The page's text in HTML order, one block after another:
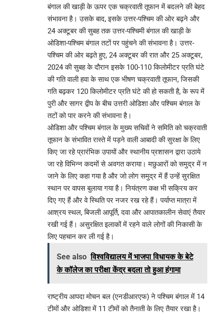
बंगाल की खाड़ी के ऊपर एक चक्रवाती तूफान में बदलने की बेहद
संभावना है। उसके बाद, इसके उत्तर-पश्चिम की ओर बढ़ने और
24 अक्टूबर की सुबह तक उत्तर-पश्चिमी बंगाल की खाड़ी के
ओडिशा-पश्चिम बंगाल तटों पर पहुंचने की संभावना है। उत्तर-
पश्चिम की ओर बढ़ते हुए, 24 अक्टूबर की रात और 25 अक्टूबर,
2024 की सुबह के दौरान इसके 100-110 किलोमीटर प्रति घंटे
की गति वाली हवा के साथ एक भीषण चक्रवाती तूफान, जिसकी
गति बढ़कर 120 किलोमीटर प्रति घंटे की हो सकती है, के रूप में
पुरी और सागर द्वीप के बीच उत्तरी ओडिशा और पश्चिम बंगाल के
तटों को पार करने की संभावना है।
ओडिशा और पश्चिम बंगाल के मुख्य सचिवों ने समिति को चक्रवाती
तूफान के संभावित रास्ते में पड़ने वाली आबादी की सुरक्षा के लिए
किए जा रहे प्रारंभिक उपायों और स्थानीय प्रशासन द्वारा उठाये
जा रहे विभिन्न कदमों से अवगत कराया। मछुआरों को समुद्र में न
जाने के लिए कहा गया है और जो लोग समुद्र में हैं उन्हें सुरक्षित
स्थान पर वापस बुलाया गया है। नियंत्रण कक्ष भी सक्रिय कर
दिए गए हैं और वे स्थिति पर नजर रख रहे हैं। पर्याप्त मात्रा में
आश्रय स्थल, बिजली आपूर्ति, दवा और आपातकालीन सेवाएं तैयार
रखी गई हैं। असुरक्षित इलाकों में रहने वाले लोगों की निकासी के
लिए पहचान कर ली गई है।
See also विश्वविद्यालय में भाजपा विधायक के बेटे
के कॉलेज का परीक्षा केंद्र बदला तो हुआ हंगामा
राष्ट्रीय आपदा मोचन बल (एनडीआरएफ) ने पश्चिम बंगाल में 14
टीमों और ओडिशा में 11 टीमों को तैनाती के लिए तैयार रखा है।